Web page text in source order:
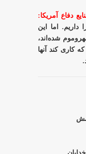
دفاع آمریکا:
داریم. اما این
شده‌اند،
کاری کند آنها